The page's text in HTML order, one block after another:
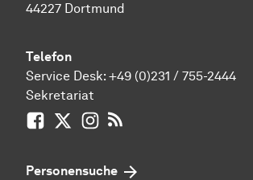
44227 Dortmund
Telefon
Service Desk: +49 (0)231 / 755-2444
Sekretariat
FacebookX / vormals Twitter
Instagram
Personensuche